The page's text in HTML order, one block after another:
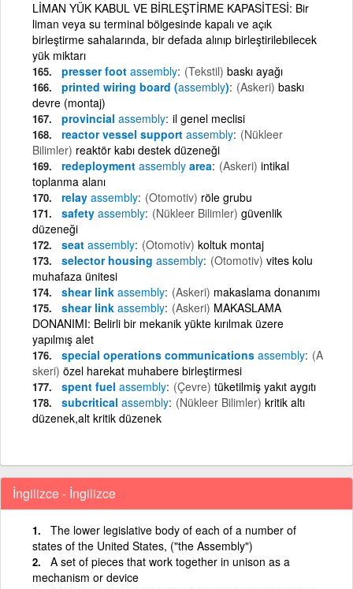
LİMAN YÜK KABUL VE BİRLEŞTİRME KAPASİTESİ: Bir
liman veya su terminal bölgesinde kapalı ve açık
birleştirme sahalarında, bir defada alınıp birleştirilebilecek
yük miktarı
presser foot assembly (Tekstil) baskı ayağı
printed wiring board (assembly) (Askeri) baskı
devre (montaj)
provincial assembly il genel meclisi
reactor vessel support assembly (Nükleer
Bilimler) reaktör kabı destek düzeneği
redeployment assembly area (Askeri) intikal
toplanma alanı
relay assembly (Otomotiv) röle grubu
safety assembly (Nükleer Bilimler) güvenlik
düzeneği
seat assembly (Otomotiv) koltuk montaj
selector housing assembly (Otomotiv) vites kolu
muhafaza ünitesi
shear link assembly (Askeri) makaslama donanımı
shear link assembly (Askeri) MAKASLAMA
DONANIMI: Belirli bir mekanik yükte kırılmak üzere
yapılmış alet
special operations communications assembly (A
skeri) özel harekat muhabere birleştirmesi
spent fuel assembly (Çevre) tüketilmiş yakıt aygıtı
subcritical assembly (Nükleer Bilimler) kritik altı
düzenek,alt kritik düzenek
İngilizce - İngilizce
The lower legislative body of each of a number of
states of the United States, ("the Assembly")
A set of pieces that work together in unison as a
mechanism or device